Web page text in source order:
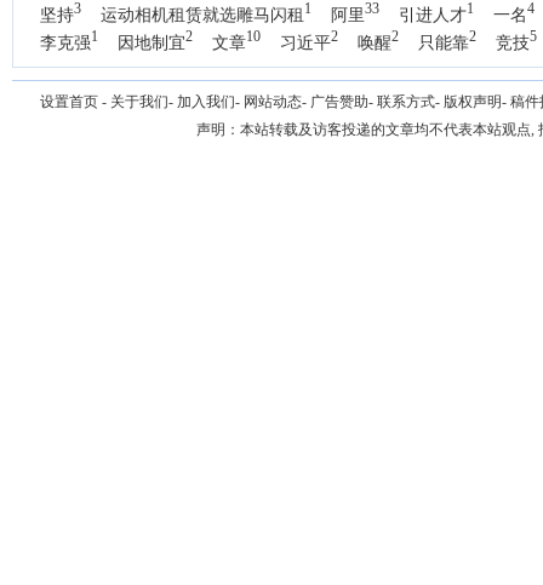
坚持3 运动相机租赁就选雕马闪租 1 阿里33 引进人才1 一名4
李克强1 因地制宜2 文章10 习近平2 唤醒2 只能靠2 竞技5
设置首页 - 关于我们- 加入我们- 网站动态- 广告赞助- 联系方式- 版权声明- 稿件
声明：本站转载及访客投递的文章均不代表本站观点